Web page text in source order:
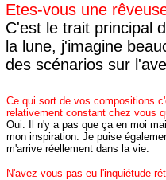
Etes-vous une
C'est le trait principal
la lune, j'imagine
des scénarios sur
Ce qui sort de vos compositions
relativement constant chez vous
Oui. Il n'y a pas que ça en moi
mon inspiration. Je puise
m'arrive réellement dans la vie.
N'avez-vous pas eu l'inquiétude